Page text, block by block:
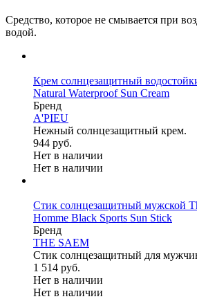
Средство, которое не смывается при
водой.
Крем солнцезащитный
Natural Waterproof Sun Cream
Бренд
A'PIEU
Нежный солнцезащитный крем.
944 руб.
Нет в наличии
Нет в наличии
Стик солнцезащитный мужской
Homme Black Sports Sun Stick
Бренд
THE SAEM
Стик солнцезащитный для
1 514 руб.
Нет в наличии
Нет в наличии